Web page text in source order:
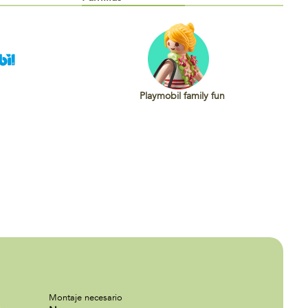
Playmobil family fun
Montaje necesario